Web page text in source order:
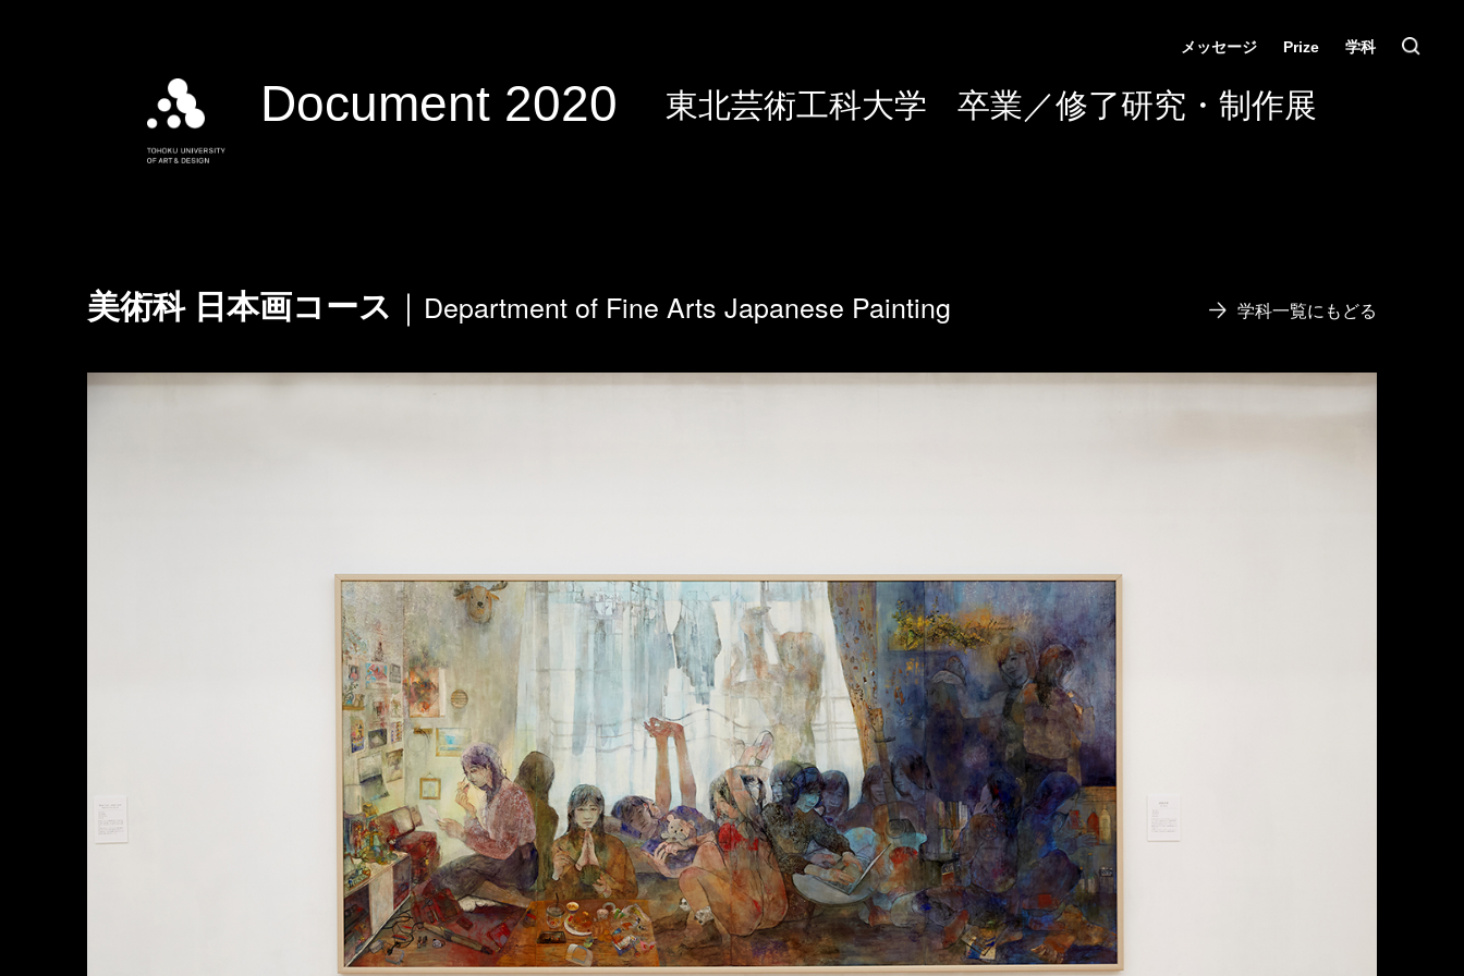
Document 2020 東北芸術工科大学 卒業／修了研究・制作展
メッセージ Prize 学科
学科一覧にもどる
美術科 日本画コース Department of Fine Arts Japanese Painting